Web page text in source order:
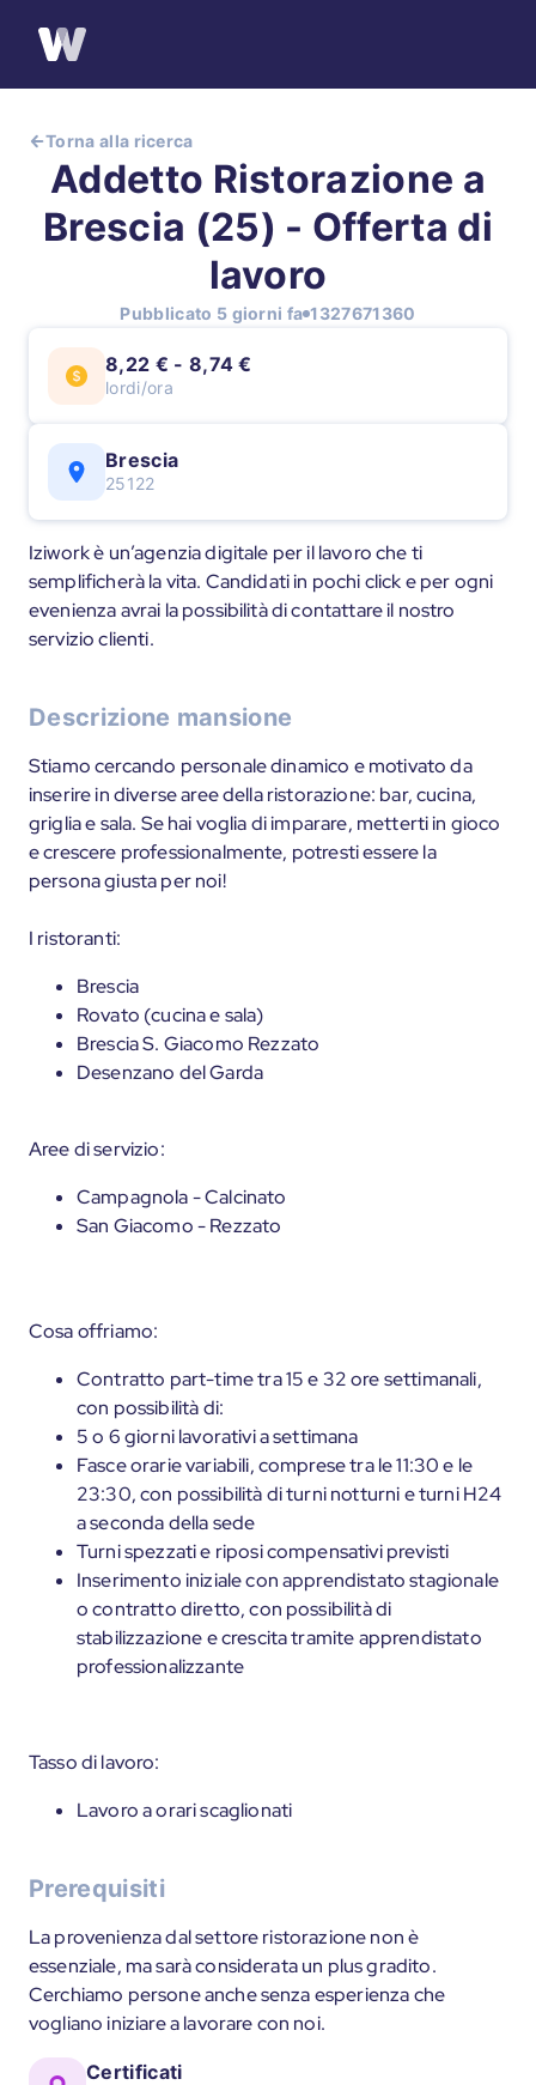
Torna alla ricerca
Addetto Ristorazione a
Brescia (25) - Offerta di
lavoro
Pubblicato 5 giorni fa 1327671360
8,22 € - 8,74 €
lordi/ora
Brescia
25122
Iziwork è un’agenzia digitale per il lavoro che ti
semplificherà la vita. Candidati in pochi click e per ogni
evenienza avrai la possibilità di contattare il nostro
servizio clienti.
Descrizione mansione
Stiamo cercando personale dinamico e motivato da
inserire in diverse aree della ristorazione: bar, cucina,
griglia e sala. Se hai voglia di imparare, metterti in gioco
e crescere professionalmente, potresti essere la
persona giusta per noi!
I ristoranti:
Brescia
Rovato (cucina e sala)
Brescia S. Giacomo Rezzato
Desenzano del Garda
Aree di servizio:
Campagnola - Calcinato
San Giacomo - Rezzato
Cosa offriamo:
Contratto part-time tra 15 e 32 ore settimanali,
con possibilità di:
5 o 6 giorni lavorativi a settimana
Fasce orarie variabili, comprese tra le 11:30 e le
23:30, con possibilità di turni notturni e turni H24
a seconda della sede
Turni spezzati e riposi compensativi previsti
Inserimento iniziale con apprendistato stagionale
o contratto diretto, con possibilità di
stabilizzazione e crescita tramite apprendistato
professionalizzante
Tasso di lavoro:
Lavoro a orari scaglionati
Prerequisiti
La provenienza dal settore ristorazione non è
essenziale, ma sarà considerata un plus gradito.
Cerchiamo persone anche senza esperienza che
vogliano iniziare a lavorare con noi.
Certificati